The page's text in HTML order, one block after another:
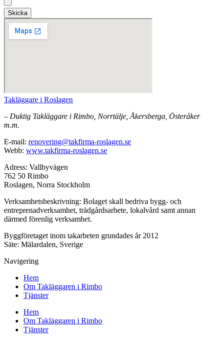
Skicka
Takläggare i Roslagen
– Duktig Takläggare i Rimbo, Norrtälje, Åkersberga, Österåker
m.m.
E-mail: renovering@takfirma-roslagen.se
Webb: www.takfirma-roslagen.se
Adress: Vallbyvägen
762 50 Rimbo
Roslagen, Norra Stockholm
Verksamhetsbeskrivning: Bolaget skall bedriva bygg- och
entreprenadverksamhet, trädgårdsarbete, lokalvård samt annan
därmed förenlig verksamhet.
Byggföretaget inom takarbeten grundades år 2012
Säte: Mälardalen, Sverige
Navigering
Hem
Om Takläggaren i Rimbo
Tjänster
Hem
Om Takläggaren i Rimbo
Tjänster